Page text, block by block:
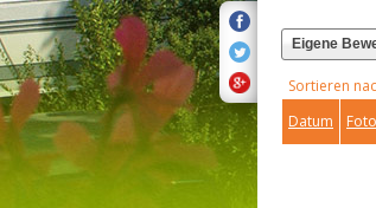
Eigene
Sortieren
Datum
Foto